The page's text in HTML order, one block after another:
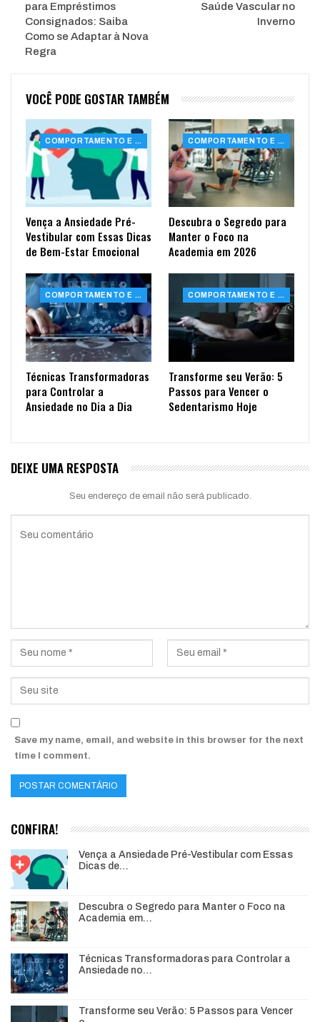
para Empréstimos
Consignados: Saiba
Como se Adaptar à Nova
Regra
Saúde Vascular no
Inverno
VOCÊ PODE GOSTAR TAMBÉM
COMPORTAMENTO E SAÚDE
Vença a Ansiedade Pré-
Vestibular com Essas Dicas
de Bem-Estar Emocional
COMPORTAMENTO E SAÚDE
Descubra o Segredo para
Manter o Foco na
Academia em 2026
COMPORTAMENTO E SAÚDE
Técnicas Transformadoras
para Controlar a
Ansiedade no Dia a Dia
COMPORTAMENTO E SAÚDE
Transforme seu Verão: 5
Passos para Vencer o
Sedentarismo Hoje
DEIXE UMA RESPOSTA
Seu endereço de email não será publicado.
Save my name, email, and website in this browser for the next
time I comment.
CONFIRA!
Vença a Ansiedade Pré-Vestibular com Essas
Dicas de…
Descubra o Segredo para Manter o Foco na
Academia em…
Técnicas Transformadoras para Controlar a
Ansiedade no…
Transforme seu Verão: 5 Passos para Vencer